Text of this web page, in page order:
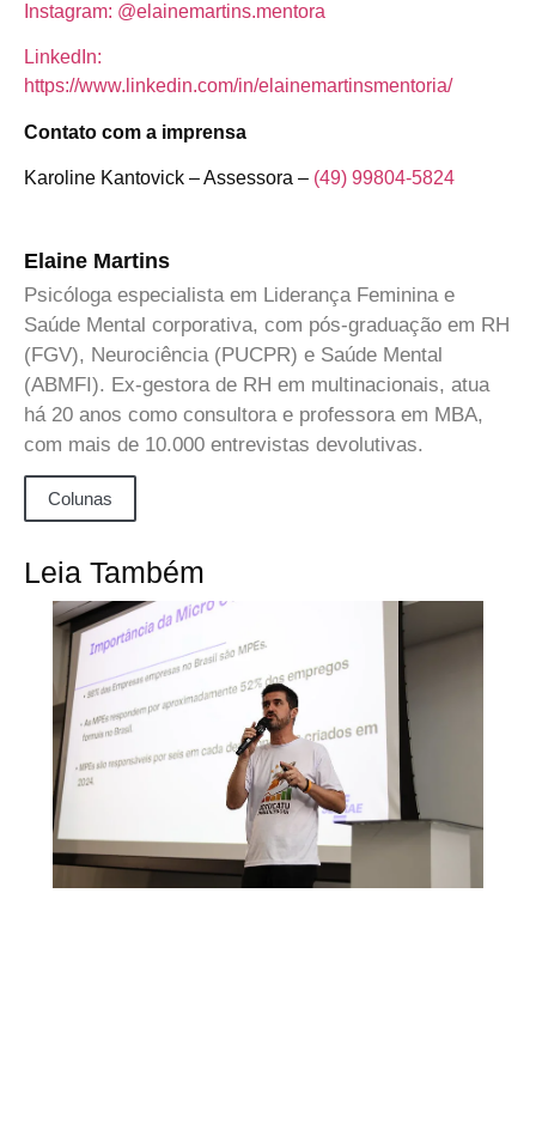
Instagram: @elainemartins.mentora
LinkedIn:
https://www.linkedin.com/in/elainemartinsmentoria/
Contato com a imprensa
Karoline Kantovick – Assessora – (49) 99804-5824
Elaine Martins
Psicóloga especialista em Liderança Feminina e
Saúde Mental corporativa, com pós-graduação em RH
(FGV), Neurociência (PUCPR) e Saúde Mental
(ABMFI). Ex-gestora de RH em multinacionais, atua
há 20 anos como consultora e professora em MBA,
com mais de 10.000 entrevistas devolutivas.
Colunas
Leia Também